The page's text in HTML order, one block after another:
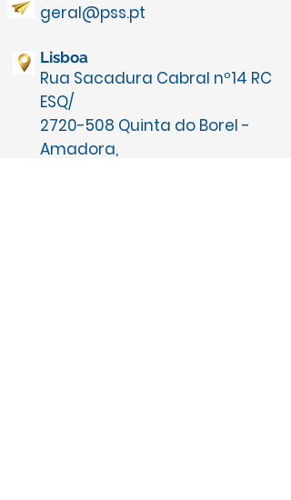
geral@pss.pt
Lisboa
Rua Sacadura Cabral nº14 RC
ESQ/
2720-508 Quinta do Borel -
Amadora,